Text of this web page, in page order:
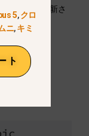
ゲットに更新さ
5,クロ
ニ,キミ
ト